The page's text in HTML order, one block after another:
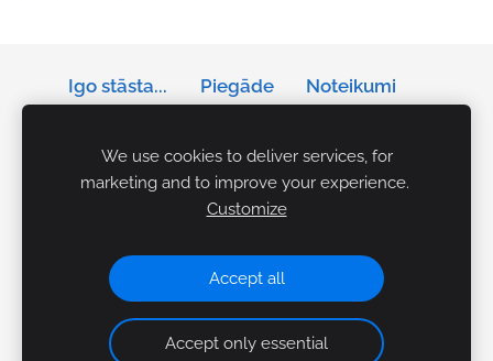
Igo stāsta... Piegāde
Noteikumi
Tālrunis: +371 29141042
igo.akcents.personibai@gmail.com
Rezervācijas Ceplī:makslasceplis@gmail.com
We use cookies to deliver services, for
marketing and to improve your experience.
Customize
Accept all
Accept only essential